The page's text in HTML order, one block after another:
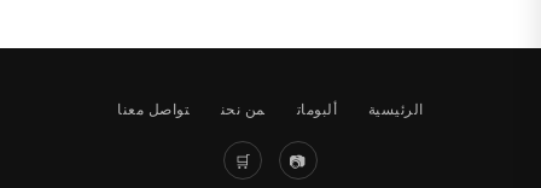
الرئيسية ألبومات من نحن تواصل معنا
📷
🛒